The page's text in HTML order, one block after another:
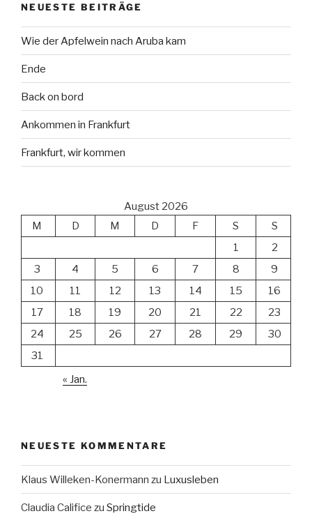
NEUESTE BEITRÄGE
Wie der Apfelwein nach Aruba kam
Ende
Back on bord
Ankommen in Frankfurt
Frankfurt, wir kommen
August 2026
M
D M D F S
S
1
2
3
4 5 6 7 8
9
10
11 12 13 14 15
16
17
18 19 20 21 22
23
24
25 26 27 28 29
30
31
« Jan.
NEUESTE KOMMENTARE
Klaus Willeken-Konermann zu Luxusleben
Claudia Califice zu Springtide